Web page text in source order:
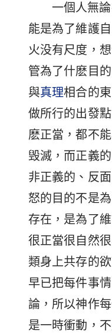
一個人無
能是為了維護
火没有尺度，
管為了什麽目
與真理相合的
做所行的出發
麽正當，都不
毁滅，而正義
非正義的、反
怒的目的不是
存在，是為了
很正當很自然
類身上共存的
早已把每件事
論，所以神作
是一時衝動，